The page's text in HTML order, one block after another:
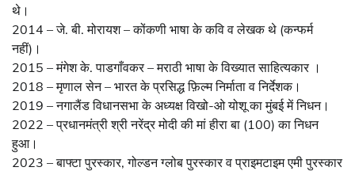
थे।
2014 – जे. बी. मोरायश – कोंकणी भाषा के कवि व लेखक थे (कन्फर्म
नहीं)।
2015 – मंगेश के. पाडगाँवकर – मराठी भाषा के विख्यात साहित्यकार ।
2018 – मृणाल सेन – भारत के प्रसिद्ध फ़िल्म निर्माता व निर्देशक।
2019 – नगालैंड विधानसभा के अध्‍यक्ष विखो-ओ योशू का मुंबई में निधन।
2022 – प्रधानमंत्री श्री नरेंद्र मोदी की मां हीरा बा (100) का निधन
हुआ।
2023 – बाफ्टा पुरस्कार, गोल्डन ग्लोब पुरस्कार व प्राइमटाइम एमी पुरस्कार